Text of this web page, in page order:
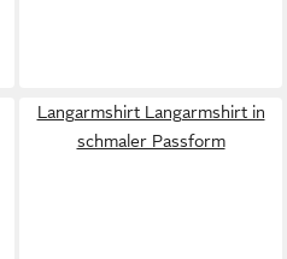
Langarmshirt Langarmshirt in
schmaler Passform